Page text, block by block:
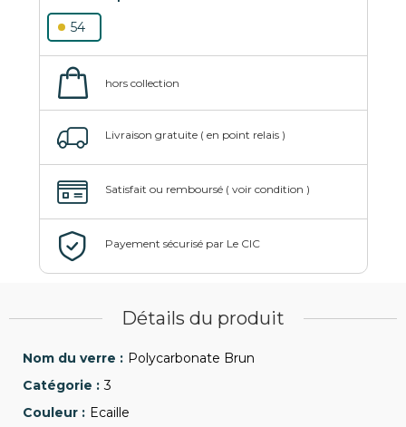
54
Détails du produit
Polycarbonate Brun
3
Ecaille